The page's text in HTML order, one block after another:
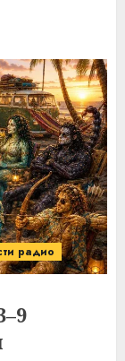
радио